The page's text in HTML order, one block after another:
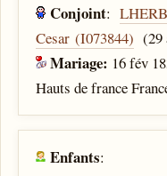
Conjoint:
Cesar (I073844) (29
Mariage: 16 fév
Hauts de france
Enfants: